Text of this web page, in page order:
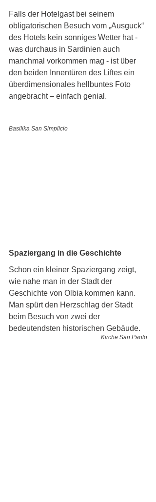
Falls der Hotelgast bei seinem
obligatorischen Besuch vom „Ausguck“
des Hotels kein sonniges Wetter hat -
was durchaus in Sardinien auch
manchmal vorkommen mag - ist über
den beiden Innentüren des Liftes ein
überdimensionales hellbuntes Foto
angebracht – einfach genial.
Basilika San Simplicio
Spaziergang in die Geschichte
Schon ein kleiner Spaziergang zeigt,
wie nahe man in der Stadt der
Geschichte von Olbia kommen kann.
Man spürt den Herzschlag der Stadt
beim Besuch von zwei der
bedeutendsten historischen Gebäude.
Kirche San Paolo